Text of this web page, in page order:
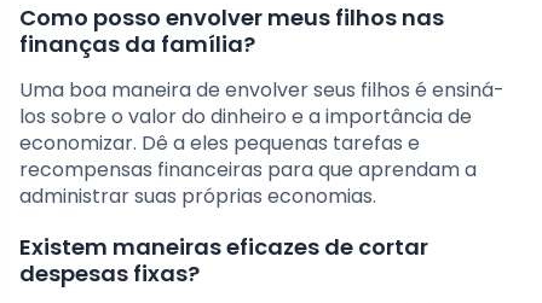
Como posso envolver meus filhos nas
finanças da família?
Uma boa maneira de envolver seus filhos é ensiná-
los sobre o valor do dinheiro e a importância de
economizar. Dê a eles pequenas tarefas e
recompensas financeiras para que aprendam a
administrar suas próprias economias.
Existem maneiras eficazes de cortar
despesas fixas?